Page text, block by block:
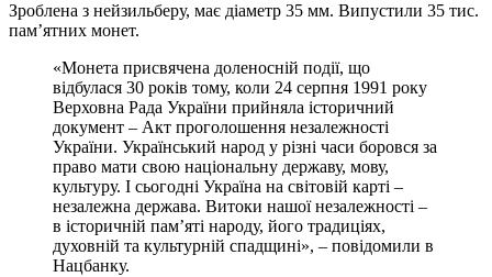
Зроблена з нейзильберу, має діаметр 35 мм. Випустили 35 тис.
пам’ятних монет.
«Монета присвячена доленосній події, що
відбулася 30 років тому, коли 24 серпня 1991 року
Верховна Рада України прийняла історичний
документ – Акт проголошення незалежності
України. Український народ у різні часи боровся за
право мати свою національну державу, мову,
культуру. І сьогодні Україна на світовій карті –
незалежна держава. Витоки нашої незалежності –
в історичній пам’яті народу, його традиціях,
духовній та культурній спадщині», – повідомили в
Нацбанку.